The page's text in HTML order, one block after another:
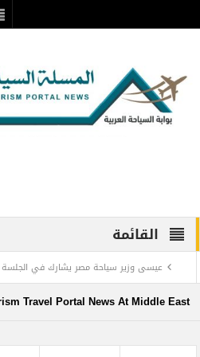
القائمة
عيسى وزير سياحة مصر يشارك في الجلسة
الدولي للسفر والسياحة
Travel Portal News At Middle East